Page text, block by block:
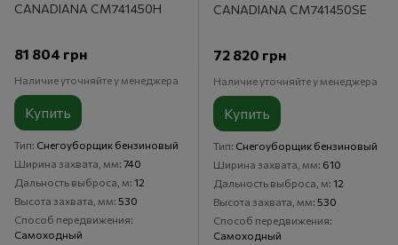
CANADIANA CM741450H
81 804 грн
Наличие уточняйте у менеджера
Купить
Тип Снегоуборщик бензиновый
Ширина захвата, мм 740
Дальность выброса, м 12
Высота захвата, мм 530
Способ передвижения
Самоходный
CANADIANA CM741450SЕ
72 820 грн
Наличие уточняйте у менеджера
Купить
Тип Снегоуборщик бензиновый
Ширина захвата, мм 610
Дальность выброса, м 12
Высота захвата, мм 530
Способ передвижения
Самоходный